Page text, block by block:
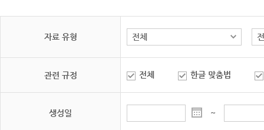
자료 유형
관련 규정 전체 한글 맞춤법
생성일 ~